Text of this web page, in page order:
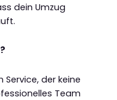
dein Umzug
der keine
Team